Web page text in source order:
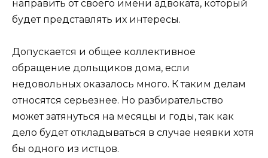
направить от своего имени адвоката, который
будет представлять их интересы.
Допускается и общее коллективное
обращение дольщиков дома, если
недовольных оказалось много. К таким делам
относятся серьезнее. Но разбирательство
может затянуться на месяцы и годы, так как
дело будет откладываться в случае неявки хотя
бы одного из истцов.